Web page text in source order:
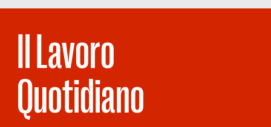
Il Lavoro
Quotidiano